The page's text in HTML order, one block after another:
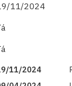
11/2024
11/2024